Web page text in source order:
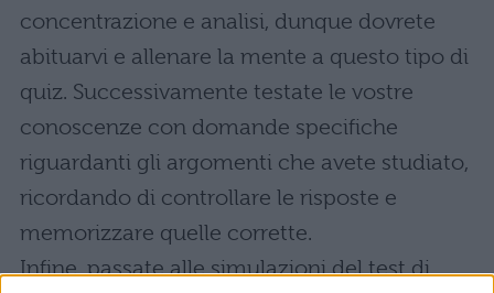
concentrazione e analisi, dunque dovrete
abituarvi e allenare la mente a questo tipo di
quiz. Successivamente testate le vostre
conoscenze con domande specifiche
riguardanti gli argomenti che avete studiato,
ricordando di controllare le risposte e
memorizzare quelle corrette.
Infine, passate alle simulazioni del test di